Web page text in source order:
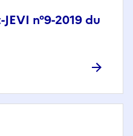
n°9-2019 du